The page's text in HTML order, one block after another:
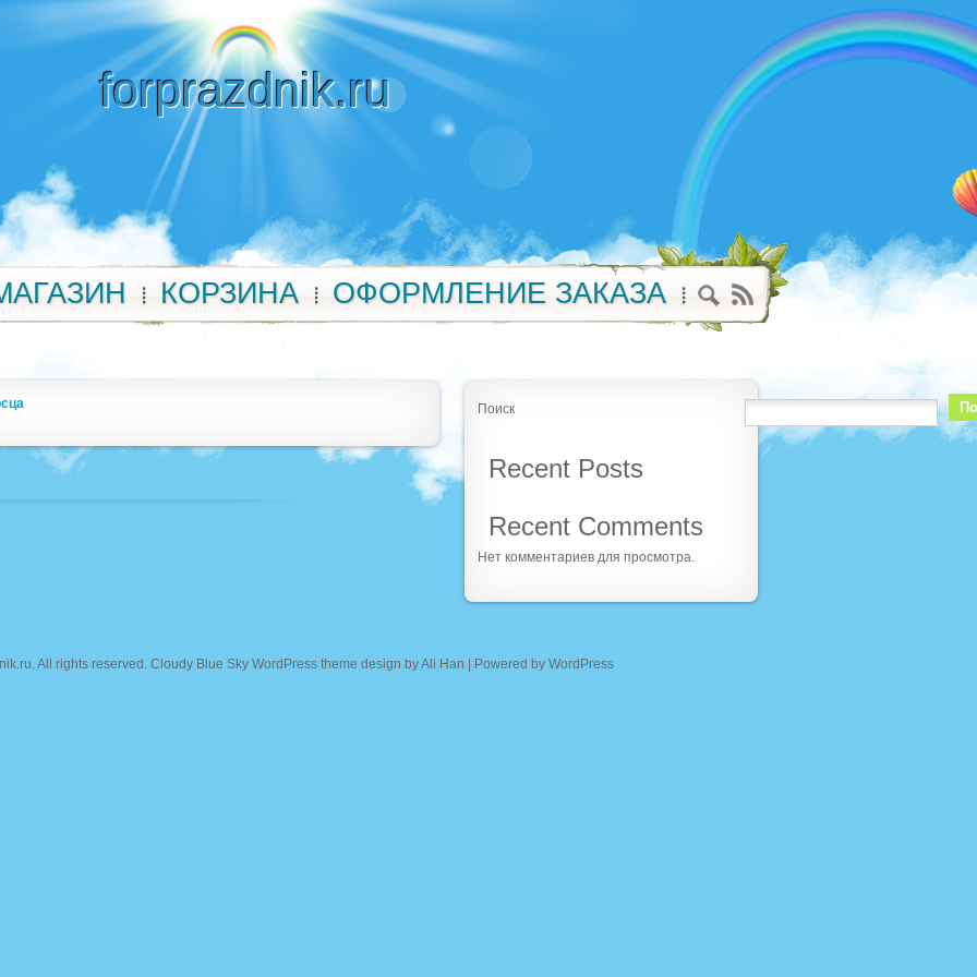
forprazdnik.ru
КОРЗИНА ОФОРМЛЕНИЕ ЗАКАЗА
Поиск
Recent Posts
Recent Comments
Нет комментариев для просмотра.
. All rights reserved. Cloudy Blue Sky WordPress theme design byAli Han | Powered by WordPress